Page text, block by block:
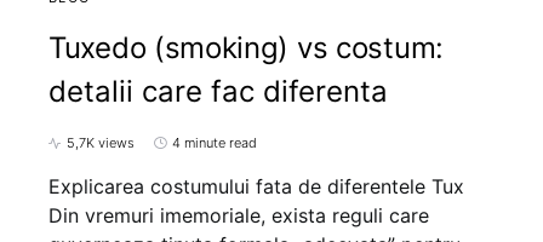
Tuxedo (smoking) vs costum:
detalii care fac diferenta
5,7K views 4 minute read
Explicarea costumului fata de diferentele Tux
Din vremuri imemoriale, exista reguli care